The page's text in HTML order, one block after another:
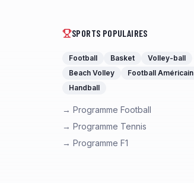
SPORTS POPULAIRES
Football Basket
Volley-ball
Beach Volley
Football Américain
Handball
→ Programme Football
→ Programme Tennis
→ Programme F1